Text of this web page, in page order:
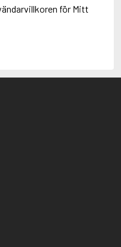
för Mitt